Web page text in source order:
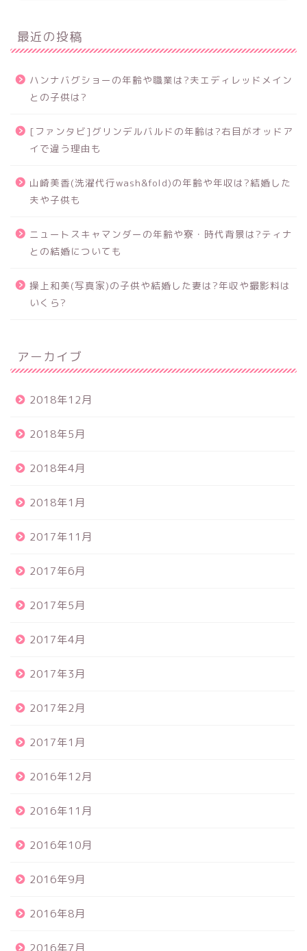
最近の投稿
ハンナバグショーの年齢や職業は?夫エディレッドメイン
との子供は?
[ファンタビ]グリンデルバルドの年齢は?右目がオッドア
イで違う理由も
山崎美香(洗濯代行wash&fold)の年齢や年収は?結婚した
夫や子供も
ニュートスキャマンダーの年齢や寮・時代背景は?ティナ
との結婚についても
操上和美(写真家)の子供や結婚した妻は?年収や撮影料は
いくら?
アーカイブ
2018年12月
2018年5月
2018年4月
2018年1月
2017年11月
2017年6月
2017年5月
2017年4月
2017年3月
2017年2月
2017年1月
2016年12月
2016年11月
2016年10月
2016年9月
2016年8月
2016年7月